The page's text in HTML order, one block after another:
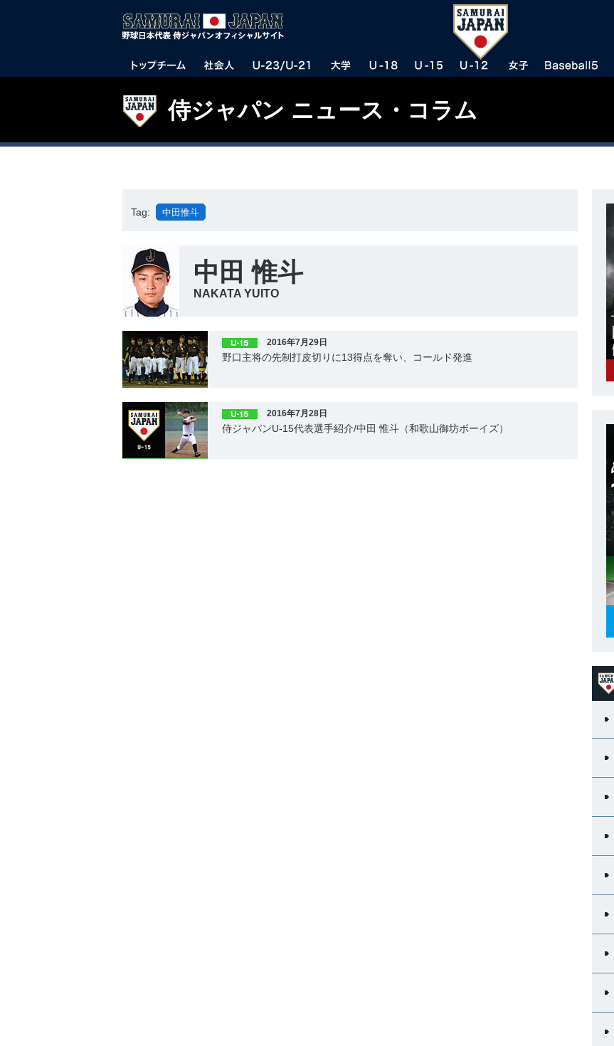
侍ジャパン ニュース・コラム
Tag: 中田惟斗
中田 惟斗
NAKATA YUITO
2016年7月29日
野口主将の先制打皮切りに13得点を奪い、コールド発進
2016年7月28日
侍ジャパンU-15代表選手紹介/中田 惟斗（和歌山御坊ボーイズ）